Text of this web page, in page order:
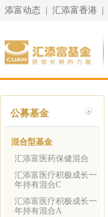
添富动态 | 汇添富香港 |
公募基金
混合型基金
汇添富医药保健混合
汇添富医疗积极成长一
年持有混合C
汇添富医疗积极成长一
年持有混合A